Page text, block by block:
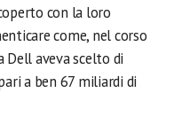
con la loro
come, nel corso
Dell aveva scelto di
a ben 67 miliardi di